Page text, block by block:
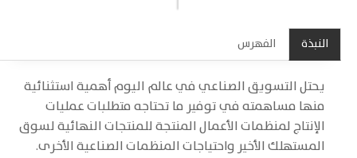
النبذة الفهرس
يحتل التسويق الصناعي في عالم اليوم أهمية استثنائية
منها مساهمته في توفير ما تحتاجه متطلبات عمليات
الإنتاج لمنظمات الأعمال المنتجة للمنتجات النهائية لسوق
المستهلك الأخير واحتياجات المنظمات الصناعية الأخرى.